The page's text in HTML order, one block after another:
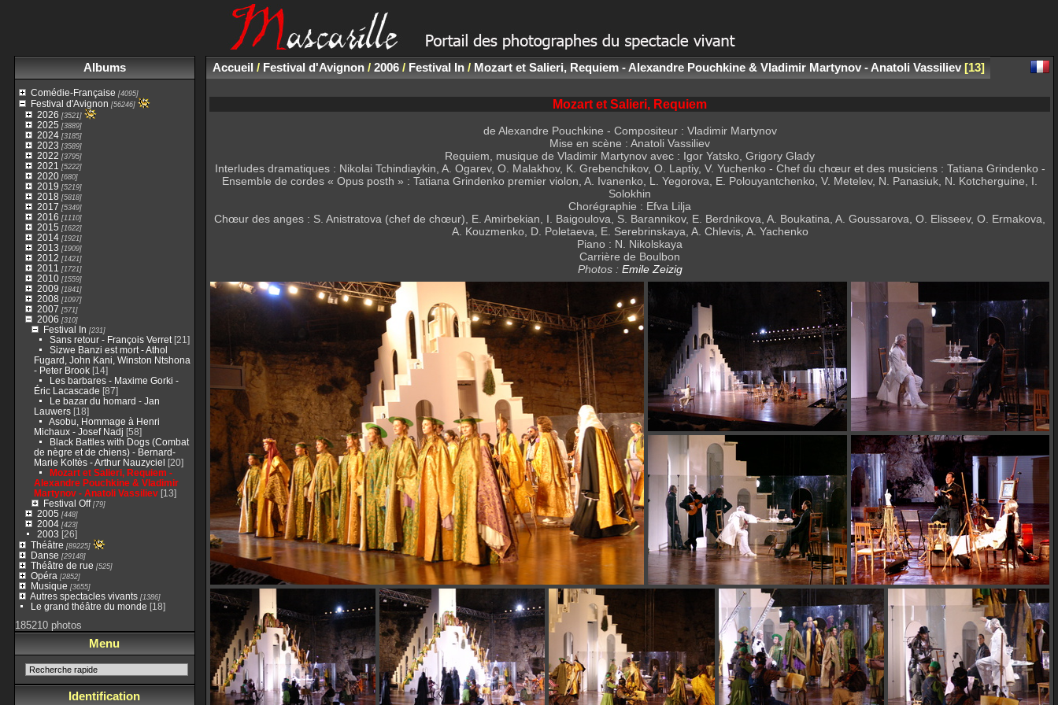
Albums
Comédie-Française [4095]
Festival d'Avignon [56246]
2026 [3521]
2025 [3889]
2024[3185]
2023 [3589]
2022 [3795]
2021 [5222]
2020[680]
2019 [5219]
2018 [5818]
2017 [5349]
2016 [1110]
2015 [1622]
2014[1921]
2013 [1909]
2012 [1421]
2011 [1721]
2010[1559]
2009 [1841]
2008 [1097]
2007 [571]
2006 [310]
Festival In [231]
Sans retour - François Verret[21]
Sizwe Banzi est mort - Athol
Fugard, John Kani, Winston Ntshona
- Peter Brook[14]
Les barbares - Maxime Gorki -
Éric Lacascade [87]
Le bazar du homard - Jan
Lauwers[18]
Asobu, Hommage à Henri
Michaux - Josef Nadj [58]
Black Battles with Dogs (Combat
de nègre et de chiens) - Bernard-
Marie Koltès - Arthur Nauzyciel [20]
Mozart et Salieri, Requiem -
Alexandre Pouchkine & Vladimir
Martynov - Anatoli Vassiliev[13]
Festival Off[79]
2005 [448]
2004[423]
2003 [26]
Théâtre [89225]
Danse [29148]
Théâtre de rue [525]
Opéra [2852]
Musique [3655]
Autres spectacles vivants[1386]
Le grand théâtre du monde [18]
185210 photos
Menu
Identification
Accueil/ Festival d'Avignon/ 2006/ Festival In/ Mozart et Salieri, Requiem - Alexandre Pouchkine & Vladimir Martynov - Anatoli Vassiliev 13
Mozart et Salieri, Requiem
de Alexandre Pouchkine - Compositeur : Vladimir Martynov
Mise en scène : Anatoli Vassiliev
Requiem, musique de Vladimir Martynov avec : Igor Yatsko, Grigory Glady
Interludes dramatiques : Nikolai Tchindiaykin, A. Ogarev, O. Malakhov, K. Grebenchikov, O. Laptiy, V. Yuchenko - Chef du chœur et des musiciens : Tatiana Grindenko -
Ensemble de cordes « Opus posth » : Tatiana Grindenko premier violon, A. Ivanenko, L. Yegorova, E. Polouyantchenko, V. Metelev, N. Panasiuk, N. Kotcherguine, I.
Solokhin
Chorégraphie : Efva Lilja
Chœur des anges : S. Anistratova (chef de chœur), E. Amirbekian, I. Baigoulova, S. Barannikov, E. Berdnikova, A. Boukatina, A. Goussarova, O. Elisseev, O. Ermakova,
A. Kouzmenko, D. Poletaeva, E. Serebrinskaya, A. Chlevis, A. Yachenko
Piano : N. Nikolskaya
Carrière de Boulbon
Photos : Emile Zeizig